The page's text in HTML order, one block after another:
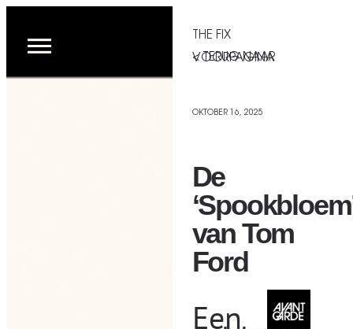
THE FIX
< TERUG NAAR VOORPAGINA
OKTOBER 16, 2025
De
van Tom
Ford
Een